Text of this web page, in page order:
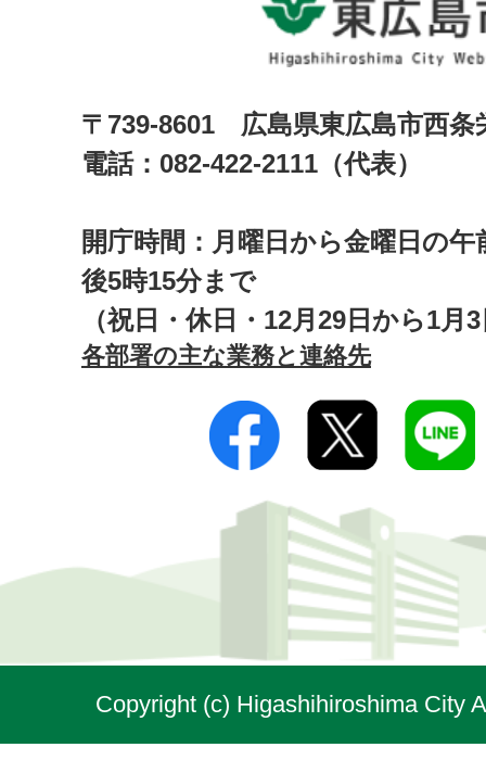
〒739-8601 広島県東広島市西
電話：082-422-2111（代表）
開庁時間：月曜日から金曜日の午
後5時15分まで
（祝日・休日・12月29日から1月
各部署の主な業務と連絡先
Copyright (c) Higashihiroshima City